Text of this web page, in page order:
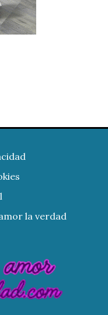
la verdad